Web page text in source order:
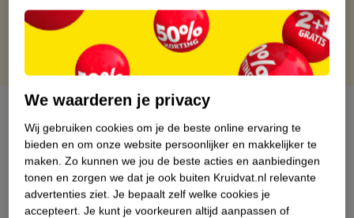
Gratis punten met je Kruidvat kaart
Over dit product
Productinformatie
Etiketinformatie
We waarderen je privacy
Wij gebruiken cookies om je de beste online ervaring te
bieden en om onze website persoonlijker en makkelijker te
maken. Zo kunnen we jou de beste acties en aanbiedingen
tonen en zorgen we dat je ook buiten Kruidvat.nl relevante
advertenties ziet. Je bepaalt zelf welke cookies je
accepteert. Je kunt je voorkeuren altijd aanpassen of